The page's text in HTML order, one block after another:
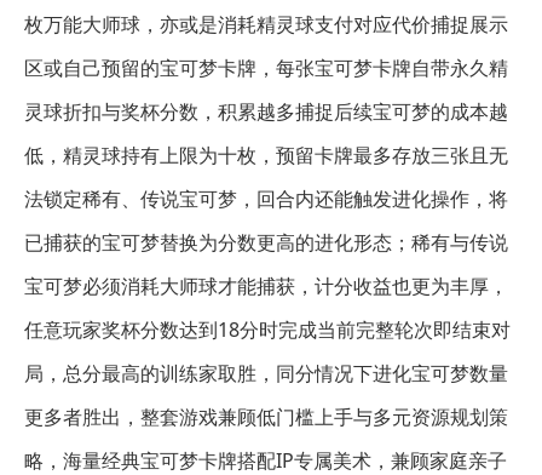
枚万能大师球，亦或是消耗精灵球支付对应代价捕捉展示
区或自己预留的宝可梦卡牌，每张宝可梦卡牌自带永久精
灵球折扣与奖杯分数，积累越多捕捉后续宝可梦的成本越
低，精灵球持有上限为十枚，预留卡牌最多存放三张且无
法锁定稀有、传说宝可梦，回合内还能触发进化操作，将
已捕获的宝可梦替换为分数更高的进化形态；稀有与传说
宝可梦必须消耗大师球才能捕获，计分收益也更为丰厚，
任意玩家奖杯分数达到18分时完成当前完整轮次即结束对
局，总分最高的训练家取胜，同分情况下进化宝可梦数量
更多者胜出，整套游戏兼顾低门槛上手与多元资源规划策
略，海量经典宝可梦卡牌搭配IP专属美术，兼顾家庭亲子